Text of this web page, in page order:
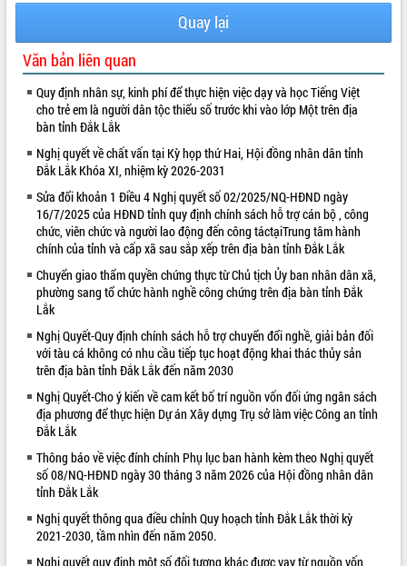
Khám bệnh, cấp phát thuốc miễn phí
và tặng quà người dân xã Cư Pui
Hội nghị UBND tỉnh Đắk Lắk thường kỳ
tháng 7/2026
Nam Anh hùng” và trao Huân chương
Lao động
vụ 6 tháng cuối năm 2026
Kỳ họp thứ Hai, Hội đồng nhân dân
ALBUM ẢNH
Quay lại
Văn bản liên quan
Quy định nhân sự, kinh phí để thực hiện việc dạy và học Tiếng Việt
cho trẻ em là người dân tộc thiểu số trước khi vào lớp Một trên địa
bàn tỉnh Đắk Lắk
Nghị quyết về chất vấn tại Kỳ họp thứ Hai, Hội đồng nhân dân tỉnh
Đắk Lắk Khóa XI, nhiệm kỳ 2026-2031
Sửa đổi khoản 1 Điều 4 Nghị quyết số 02/2025/NQ-HĐND ngày
16/7/2025 của HĐND tỉnh quy định chính sách hỗ trợ cán bộ , công
chức, viên chức và người lao động đến công táctạiTrung tâm hành
chính của tỉnh và cấp xã sau sắp xếp trên địa bàn tỉnh Đắk Lắk
Chuyển giao thẩm quyền chứng thực từ Chủ tịch Ủy ban nhân dân xã,
phường sang tổ chức hành nghề công chứng trên địa bàn tỉnh Đắk
Lắk
Nghị Quyết-Quy định chính sách hỗ trợ chuyển đổi nghề, giải bản đối
với tàu cá không có nhu cầu tiếp tục hoạt động khai thác thủy sản
trên địa bàn tỉnh Đắk Lắk đến năm 2030
Nghị Quyết-Cho ý kiến về cam kết bố trí nguồn vốn đối ứng ngân sách
địa phương để thực hiện Dự án Xây dựng Trụ sở làm việc Công an tỉnh
Đắk Lắk
Thông báo về việc đính chính Phụ lục ban hành kèm theo Nghị quyết
số 08/NQ-HĐND ngày 30 tháng 3 năm 2026 của Hội đồng nhân dân
tỉnh Đắk Lắk
Nghị quyết thông qua điều chỉnh Quy hoạch tỉnh Đắk Lắk thời kỳ
2021-2030, tầm nhìn đến năm 2050.
Nghị quyết quy định một số đối tượng khác được vay từ nguồn vốn